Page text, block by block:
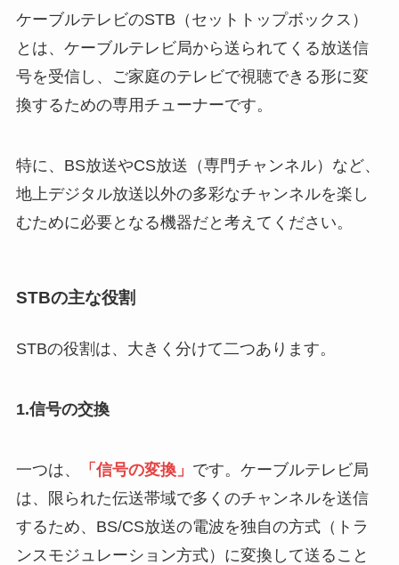
ケーブルテレビのSTB（セットトップボックス）
とは、ケーブルテレビ局から送られてくる放送信
号を受信し、ご家庭のテレビで視聴できる形に変
換するための専用チューナーです。
特に、BS放送やCS放送（専門チャンネル）など、
地上デジタル放送以外の多彩なチャンネルを楽し
むために必要となる機器だと考えてください。
STBの主な役割
STBの役割は、大きく分けて二つあります。
1.信号の交換
一つは、 「信号の変換」 です。ケーブルテレビ局
は、限られた伝送帯域で多くのチャンネルを送信
するため、BS/CS放送の電波を独自の方式（トラ
ンスモジュレーション方式）に変換して送ること